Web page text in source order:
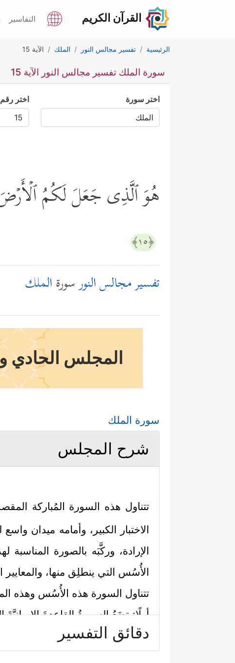
القرآن الكريم التفاسير
الرئيسية تفسير مجالس النور الملك الآية 15
سورة الملك تفسير مجالس النور الآية 15
اختر سورة اختر رقم
هُوَ ٱلَّذِی جَعَلَ لَكُمُ ٱلۡأَرۡضَ
﴿١٥﴾
تفسير مجالس النورسورةالملك
المجلس الحادي
سورة الملك
شرح المجلس
تتناول هذه السورة المُباركة
الاختبار الكبير، وأمامه ميدان
الإرادة، وركَّبَه بالصورة
الأُسُس التي ينطلِق منها، والمعايير
تتناول السورة هذه الأُسُس وهذه
أولًا: تضَعُ السورةُ القاعدةَ
ٱلَّذِی بِیَدِهِ ٱلۡمُلۡكُ﴾فالله الذي بيدهدقائق التفسير